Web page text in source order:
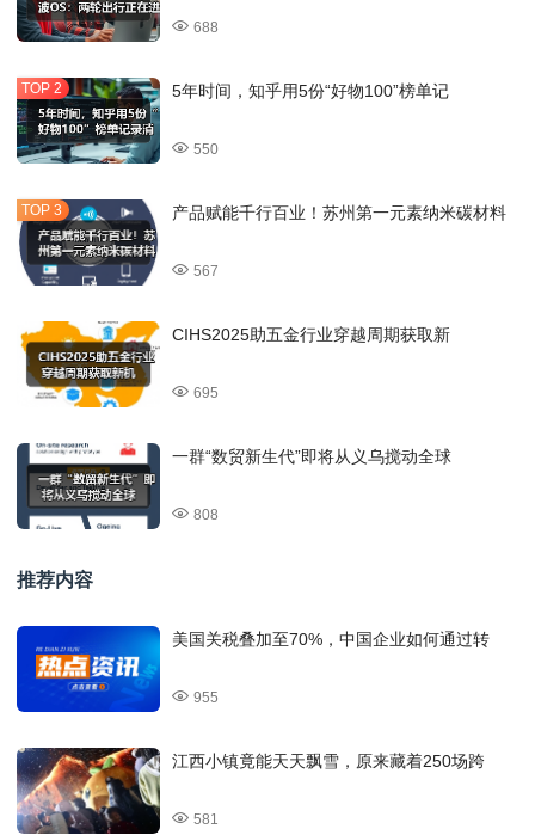
688
5年时间，知乎用5份“好物100”榜单记
550
产品赋能千行百业！苏州第一元素纳米碳材料
567
CIHS2025助五金行业穿越周期获取新
695
一群“数贸新生代”即将从义乌搅动全球
808
推荐内容
美国关税叠加至70%，中国企业如何通过转
955
江西小镇竟能天天飘雪，原来藏着250场跨
581